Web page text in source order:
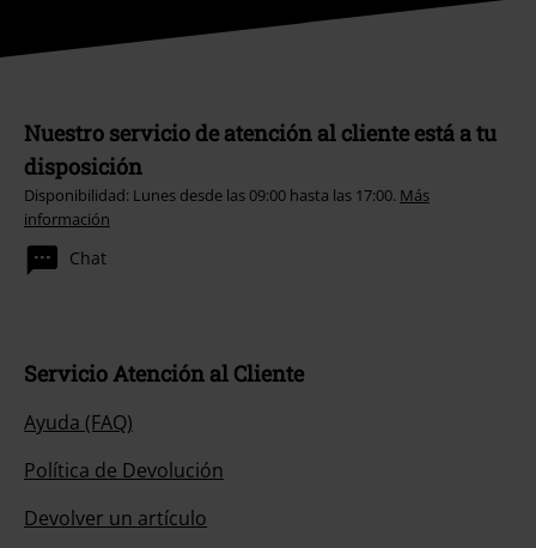
Nuestro servicio de atención al cliente está a tu
disposición
Disponibilidad: Lunes desde las 09:00 hasta las 17:00. Más
información
Chat
Servicio Atención al Cliente
Ayuda (FAQ)
Política de Devolución
Devolver un artículo